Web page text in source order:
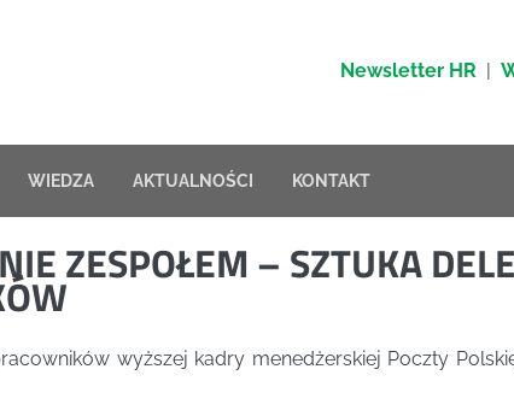
Newsletter HR |
WIEDZA AKTUALNOŚCI KONTAKT
ZESPOŁEM – SZTUKA
wyższej kadry menedżerskiej Poczty